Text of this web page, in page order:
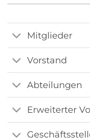
Mitglieder
Vorstand
Abteilungen
Erweiterter